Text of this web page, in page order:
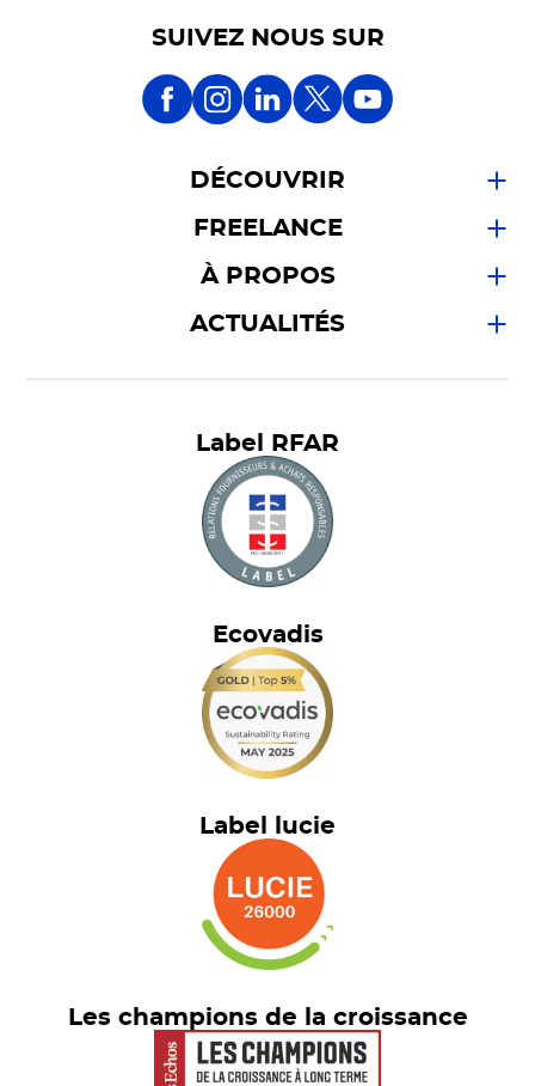
SUIVEZ NOUS SUR
DÉCOUVRIR
FREELANCE
À PROPOS
ACTUALITÉS
Label RFAR
Ecovadis
Label lucie
Les champions de la croissance